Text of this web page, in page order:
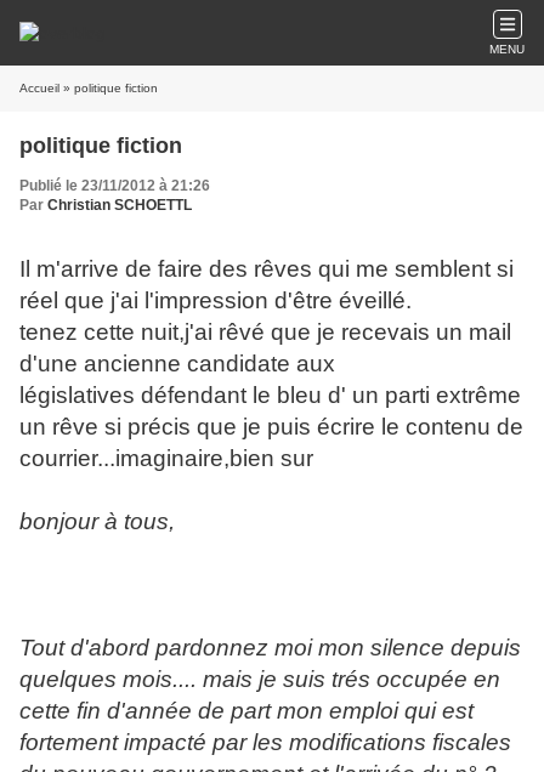
MENU
Accueil » politique fiction
politique fiction
Publié le 23/11/2012 à 21:26
Par Christian SCHOETTL
Il m'arrive de faire des rêves qui me semblent si
réel que j'ai l'impression d'être éveillé.
tenez cette nuit,j'ai rêvé que je recevais un mail
d'une ancienne candidate aux
législatives défendant le bleu d' un parti extrême
un rêve si précis que je puis écrire le contenu de
courrier...imaginaire,bien sur
bonjour à tous,
Tout d'abord pardonnez moi mon silence depuis
quelques mois.... mais je suis trés occupée en
cette fin d'année de part mon emploi qui est
fortement impacté par les modifications fiscales